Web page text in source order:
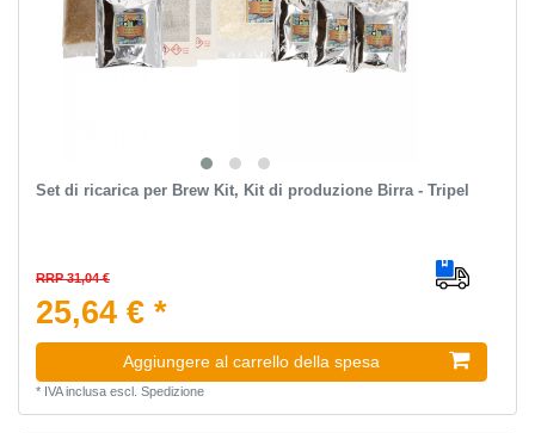
Set di ricarica per Brew Kit, Kit di produzione Birra - Tripel
RRP 31,04 €
25,64 € *
Aggiungere al carrello della spesa
* IVA inclusaescl. Spedizione